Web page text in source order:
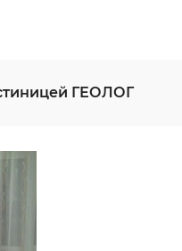
ГЕОЛОГ